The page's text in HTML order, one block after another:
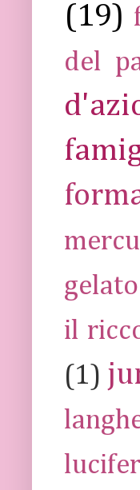
(19)
del
gelato
il
(1)
lucifer